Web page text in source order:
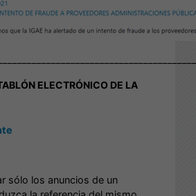
ELECTRÓNICO DE LA
sólo los anuncios de un